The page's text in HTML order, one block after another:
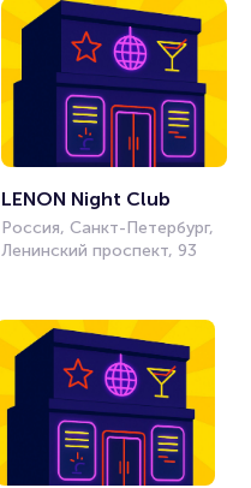
Россия, Санкт-Петербург,
Ленинский проспект, 93